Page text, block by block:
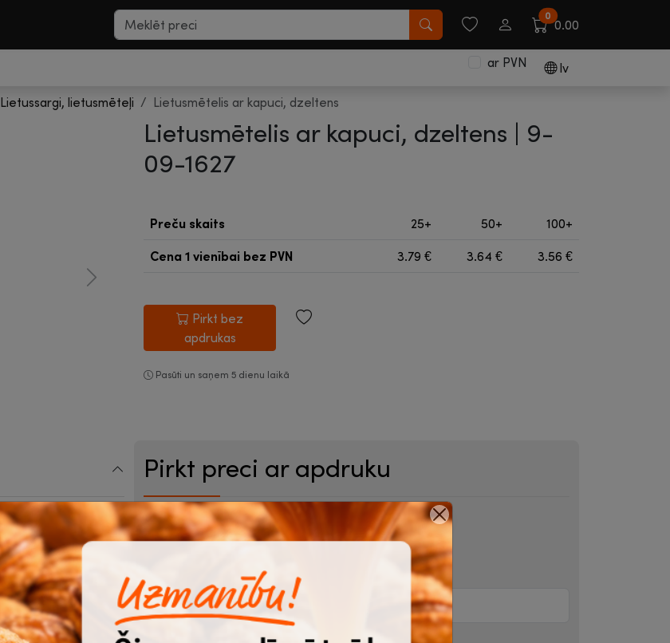
0
0.00
ar PVN lv
Lietussargi, lietusmēteļi Lietusmētelis ar kapuci, dzeltens
Next
Lietusmētelis ar kapuci, dzeltens | 9-
09-1627
Preču skaits 25+ 50+ 100+
Cena 1 vienībai bez PVN 3.79 € 3.64 € 3.56 €
Pirkt bez
apdrukas
Pasūti un saņem 5 dienu laikā
Pirkt preci ar apdruku
Preču skaits (no 25 gab.)
Pievienot logo vai attēlu
Pieņemtie formāti .ai, .cdr, .eps, .pdf, .psd, .svg vai .jpg, .png, .webp